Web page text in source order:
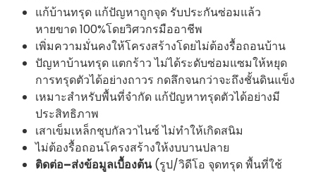
แก้บ้านทรุด แก้ปัญหาถูกจุด รับประกันซ่อมแล้ว
หายขาด 100%โดยวิศวกรมืออาชีพ
เพิ่มความมั่นคงให้โครงสร้างโดยไม่ต้องรื้อถอนบ้าน
ปัญหาบ้านทรุด แตกร้าว ไม่ได้ระดับซ่อมแซมให้หยุด
การทรุดตัวได้อย่างถาวร กดลึกจนกว่าจะถึงชั้นดินแข็ง
เหมาะสำหรับพื้นที่จำกัด แก้ปัญหาทรุดตัวได้อย่างมี
ประสิทธิภาพ
เสาเข็มเหล็กชุบกัลวาไนซ์ ไม่ทำให้เกิดสนิม
ไม่ต้องรื้อถอนโครงสร้างให้งบบานปลาย
ติดต่อ–ส่งข้อมูลเบื้องต้น(รูป/วิดีโอ จุดทรุด พื้นที่ใช้